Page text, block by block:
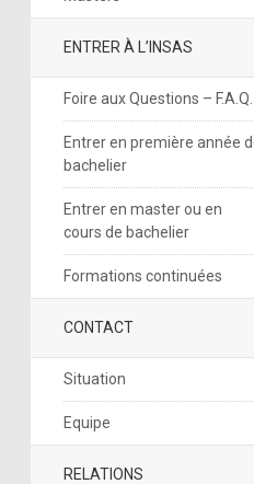
ENTRER À L’INSAS
Foire aux Questions – F.A.Q.
Entrer en première année
bachelier
Entrer en master ou en
cours de bachelier
Formations continuées
CONTACT
Situation
Equipe
RELATIONS